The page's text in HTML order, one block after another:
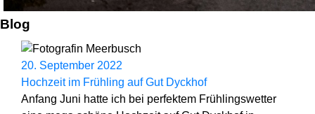
Blog
20. September 2022
Hochzeit im Frühling auf Gut Dyckhof
Anfang Juni hatte ich bei perfektem Frühlingswetter